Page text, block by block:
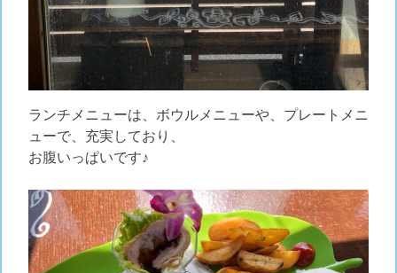
ランチメニューは、ボウルメニューや、プレートメニ
ューで、充実しており、
お腹いっぱいです♪